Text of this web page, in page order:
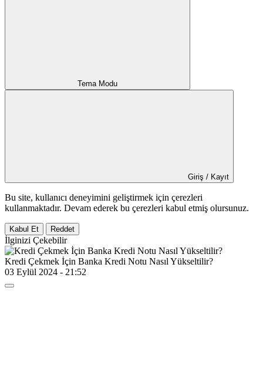
Tema Modu
Giriş / Kayıt
Bu site, kullanıcı deneyimini geliştirmek için çerezleri
kullanmaktadır. Devam ederek bu çerezleri kabul etmiş olursunuz.
Kabul Et Reddet
İlginizi Çekebilir
Kredi Çekmek İçin Banka Kredi Notu Nasıl Yükseltilir?
03 Eylül 2024 - 21:52